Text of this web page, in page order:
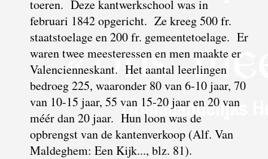
toeren. Deze kantwerk­school was in
februari 1842 opgericht. Ze kreeg 500 fr.
staats­toelage en 200 fr. gemeente­toelage. Er
waren twee meesteressen en men maakte er
Valencien­neskant. Het aantal leer­lingen
bedroeg 225, waar­onder 80 van 6-10 jaar, 70
van 10-15 jaar, 55 van 15-20 jaar en 20 van
méér dan 20 jaar. Hun loon was de
opbrengst van de kanten­verkoop (Alf. Van
Maldeghem: Een Kijk..., blz. 81).